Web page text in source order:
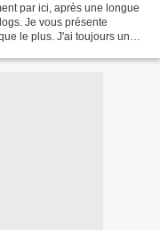
par ici, après une longue
Je vous présente
le plus. J'ai toujours un